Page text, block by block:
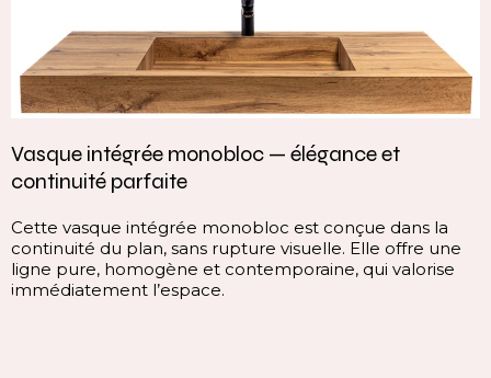
Vasque intégrée monobloc — élégance et
continuité parfaite
Cette vasque intégrée monobloc est conçue dans la
continuité du plan, sans rupture visuelle. Elle offre une
ligne pure, homogène et contemporaine, qui valorise
immédiatement l’espace.